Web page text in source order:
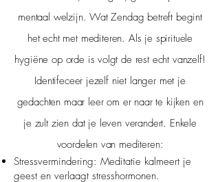
mentaal welzijn. Wat Zendag betreft begint
het echt met mediteren. Als je spirituele
hygiëne op orde is volgt de rest echt vanzelf!
Identifeceer jezelf niet langer met je
gedachten maar leer om er naar te kijken en
je zult zien dat je leven verandert. Enkele
voordelen van mediteren:
Stressvermindering: Meditatie kalmeert je
geest en verlaagt stresshormonen.